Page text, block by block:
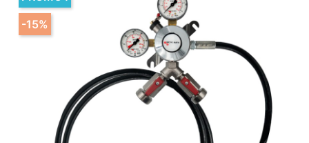
-15%